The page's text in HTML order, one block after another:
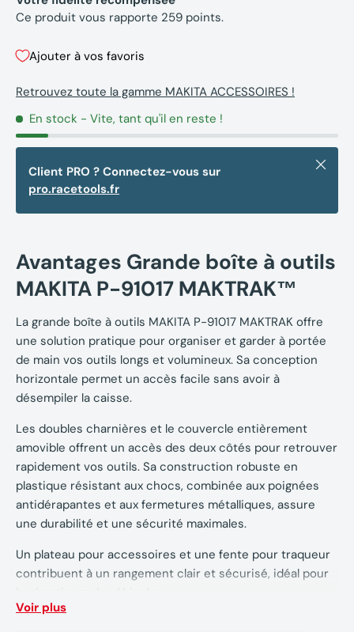
Ce produit vous rapporte 259 points.
Ajouter à vos favoris
Retrouvez toute la gamme MAKITA ACCESSOIRES !
En stock - Vite, tant qu'il en reste !
Client PRO ? Connectez-vous sur
pro.racetools.fr
Fermer
Avantages Grande boîte à outils
MAKITA P-91017 MAKTRAK™
La grande boîte à outils MAKITA P-91017 MAKTRAK offre
une solution pratique pour organiser et garder à portée
de main vos outils longs et volumineux. Sa conception
horizontale permet un accès facile sans avoir à
désempiler la caisse.
Les doubles charnières et le couvercle entièrement
amovible offrent un accès des deux côtés pour retrouver
rapidement vos outils. Sa construction robuste en
plastique résistant aux chocs, combinée aux poignées
antidérapantes et aux fermetures métalliques, assure
une durabilité et une sécurité maximales.
Un plateau pour accessoires et une fente pour traqueur
contribuent à un rangement clair et sécurisé, idéal pour
Voir plus